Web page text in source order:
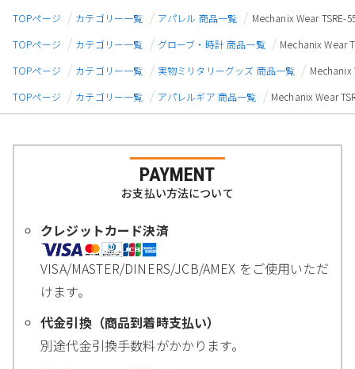
TOPページ
カテゴリー一覧 アパレル 商品一覧
Mechanix Wear TSRE-
TOPページ
カテゴリー一覧 グローブ・時計 商品一覧
Mechanix Wear
TOPページ
カテゴリー一覧 実物ミリタリーグッズ 商品一覧
Mechanix
TOPページ
カテゴリー一覧 アパレルギア 商品一覧 Mechanix Wear
PAYMENT
お支払い方法について
クレジットカード決済
VISA/MASTER/DINERS/JCB/AMEX をご使用いただ
けます。
代金引換（商品到着時支払い）
別途代金引換手数料がかかります。